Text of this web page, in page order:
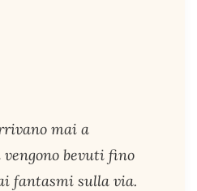
mai a
bevuti fino
fantasmi sulla via.